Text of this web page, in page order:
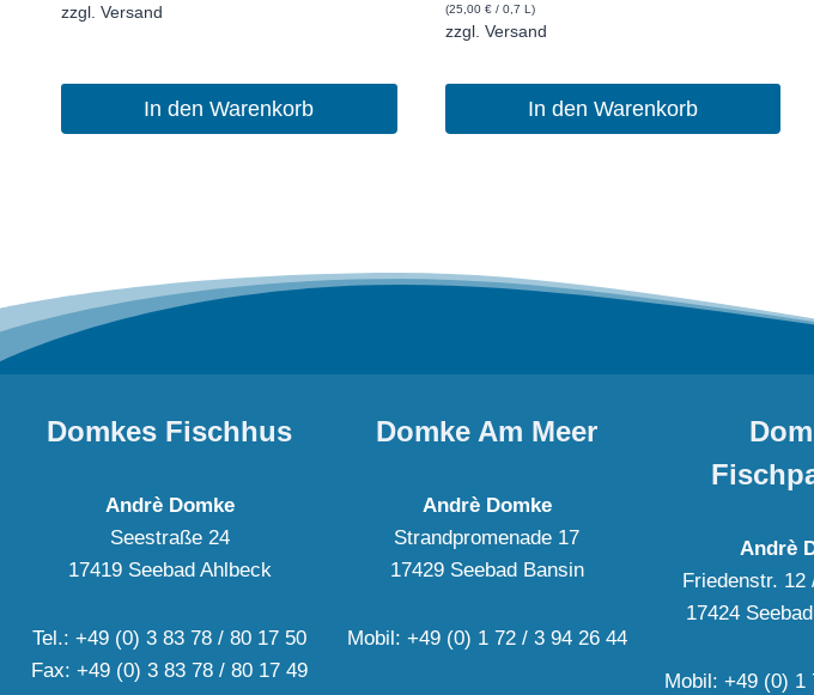
zzgl. Versand
In den Warenkorb
(25,00 €/ 0,7 L)
zzgl. Versand
In den Warenkorb
Domkes Fischhus
Andrè Domke
Seestraße 24
17419 Seebad Ahlbeck
Tel.: +49 (0) 3 83 78 / 80 17 50
Fax: +49 (0) 3 83 78 / 80 17 49
Domke Am Meer
Andrè Domke
Strandpromenade 17
17429 Seebad Bansin
Mobil: +49 (0) 1 72 / 3 94 26 44
Andrè
Friedenstr. 12
17424
Mobil: +49 (0) 1